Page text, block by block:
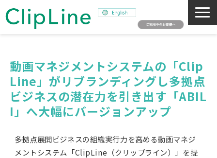
事業紹介
ミッション
ニュース
サステナビリティ
SNAPSHOT
動画マネジメントシステムの「Clip
Line」がリブランディングし多拠点
ビジネスの潜在力を引き出す「ABIL
I」へ大幅にバージョンアップ
多拠点展開ビジネスの組織実行力を高める動画マネジ
メントシステム「ClipLine（クリップライン）」を提